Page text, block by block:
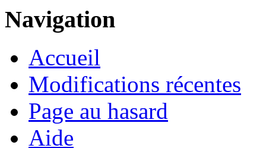
Navigation
Accueil
Modifications récentes
Page au hasard
Aide